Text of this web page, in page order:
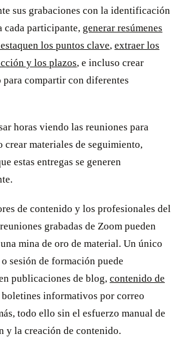
sus grabaciones con la identificación
cada participante, generar resúmenes
los puntos clave, extraer los
y los plazos, e incluso crear
compartir con diferentes
horas viendo las reuniones para
crear materiales de seguimiento,
estas entregas se generen
de contenido y los profesionales del
grabadas de Zoom pueden
mina de oro de material. Un único
sesión de formación puede
publicaciones de blog, contenido de
boletines informativos por correo
todo ello sin el esfuerzo manual de
y la creación de contenido.